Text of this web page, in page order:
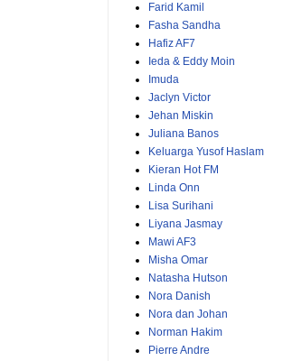
Farid Kamil
Fasha Sandha
Hafiz AF7
Ieda & Eddy Moin
Imuda
Jaclyn Victor
Jehan Miskin
Juliana Banos
Keluarga Yusof Haslam
Kieran Hot FM
Linda Onn
Lisa Surihani
Liyana Jasmay
Mawi AF3
Misha Omar
Natasha Hutson
Nora Danish
Nora dan Johan
Norman Hakim
Pierre Andre